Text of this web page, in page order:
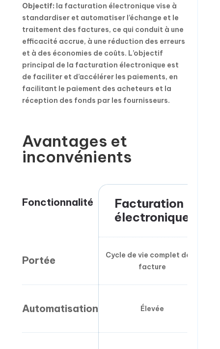
Objectif: la facturation électronique vise à
standardiser et automatiser l’échange et le
traitement des factures, ce qui conduit à une
efficacité accrue, à une réduction des erreurs
et à des économies de coûts. L’objectif
principal de la facturation électronique est
de faciliter et d’accélérer les paiements, en
facilitant le paiement des acheteurs et la
réception des fonds par les fournisseurs.
Avantages et
inconvénients
Fonctionnalité
Facturation
électronique
Portée
Cycle de vie complet de la
facture
Automatisation Élevée